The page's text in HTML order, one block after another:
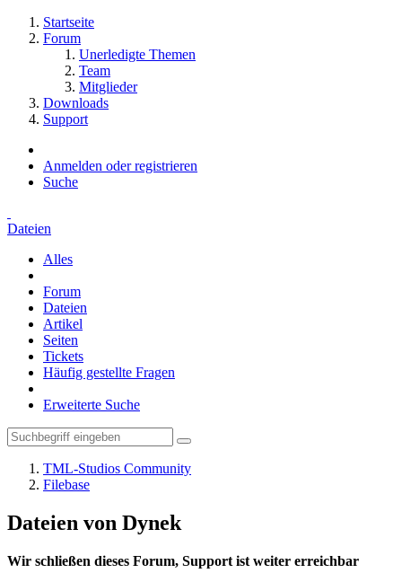
Startseite
Forum
Unerledigte Themen
Team
Mitglieder
Downloads
Support
Anmelden oder registrieren
Suche
Dateien
Alles
Forum
Dateien
Artikel
Seiten
Tickets
Häufig gestellte Fragen
Erweiterte Suche
TML-Studios Community
Filebase
Dateien von Dynek
Wir schließen dieses Forum, Support ist weiter erreichbar